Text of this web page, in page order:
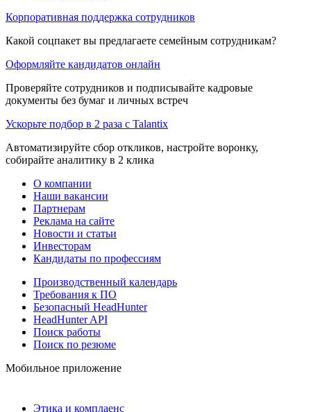
Корпоративная поддержка сотрудников
Какой соцпакет вы предлагаете семейным сотрудникам?
Оформляйте кандидатов онлайн
Проверяйте сотрудников и подписывайте кадровые
документы без бумаг и личных встреч
Ускорьте подбор в 2 раза с Talantix
Автоматизируйте сбор откликов, настройте воронку,
собирайте аналитику в 2 клика
О компании
Наши вакансии
Партнерам
Реклама на сайте
Новости и статьи
Инвесторам
Кандидаты по профессиям
Производственный календарь
Требования к ПО
Безопасный HeadHunter
HeadHunter API
Поиск работы
Поиск по резюме
Мобильное приложение
Этика и комплаенс